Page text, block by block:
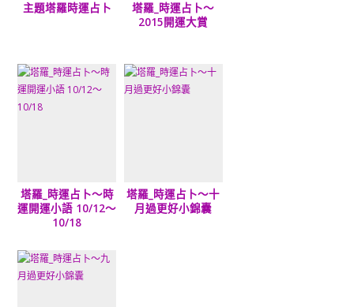
主題塔羅時運占卜
塔羅_時運占卜～
2015開運大賞
塔羅_時運占卜～時
運開運小語 10/12～
10/18
塔羅_時運占卜～十
月過更好小錦囊